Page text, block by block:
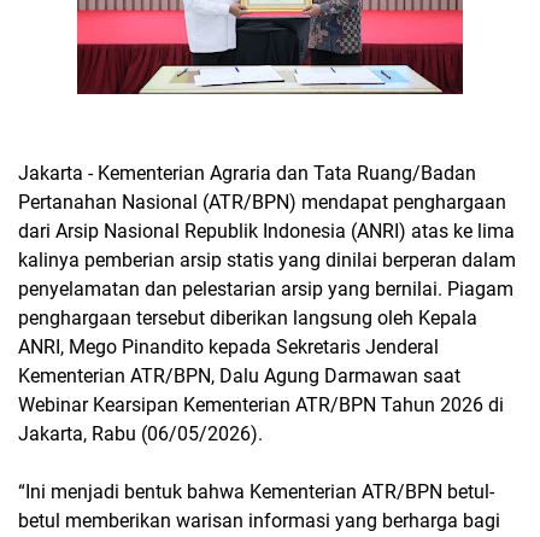
Jakarta - Kementerian Agraria dan Tata Ruang/Badan
Pertanahan Nasional (ATR/BPN) mendapat penghargaan
dari Arsip Nasional Republik Indonesia (ANRI) atas ke lima
kalinya pemberian arsip statis yang dinilai berperan dalam
penyelamatan dan pelestarian arsip yang bernilai. Piagam
penghargaan tersebut diberikan langsung oleh Kepala
ANRI, Mego Pinandito kepada Sekretaris Jenderal
Kementerian ATR/BPN, Dalu Agung Darmawan saat
Webinar Kearsipan Kementerian ATR/BPN Tahun 2026 di
Jakarta, Rabu (06/05/2026).
“Ini menjadi bentuk bahwa Kementerian ATR/BPN betul-
betul memberikan warisan informasi yang berharga bagi